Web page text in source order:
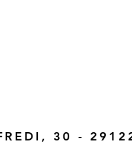
30 -